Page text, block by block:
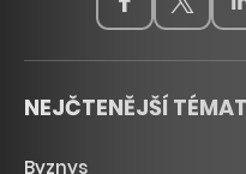
NEJČTENĚJŠÍ
Byznys